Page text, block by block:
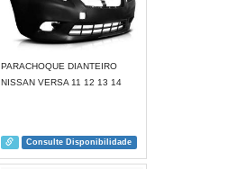
PARACHOQUE DIANTEIRO
NISSAN VERSA 11 12 13 14
Consulte Disponibilidade